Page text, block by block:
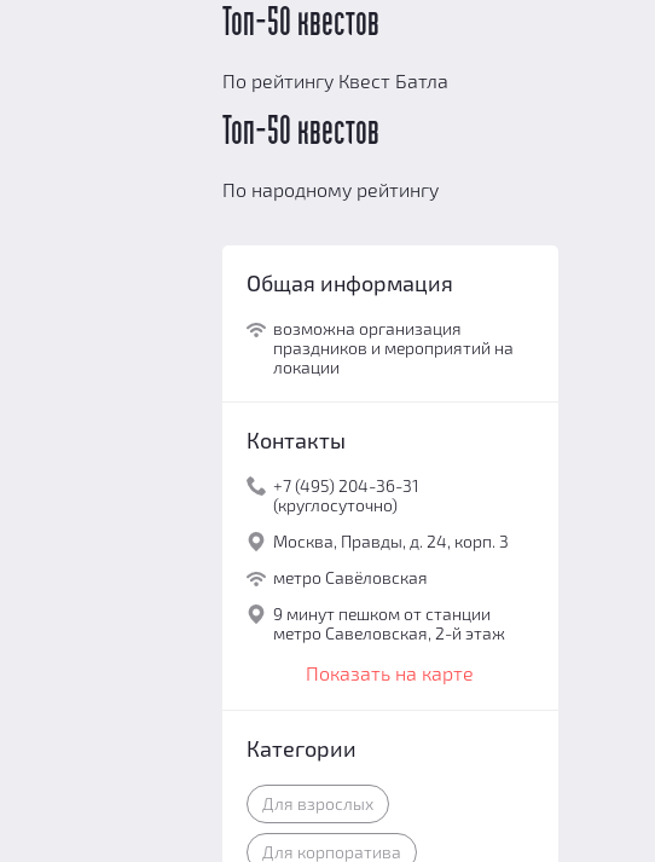
Топ-50 квестов
По рейтингу Квест Батла
Топ-50 квестов
По народному рейтингу
Общая информация
возможна организация
праздников и мероприятий на
локации
Контакты
+7 (495) 204-36-31
(круглосуточно)
Москва, Правды, д. 24, корп. 3
метро Савёловская
9 минут пешком от станции
метро Савеловская, 2-й этаж
Показать на карте
Категории
Для взрослых
Для корпоратива